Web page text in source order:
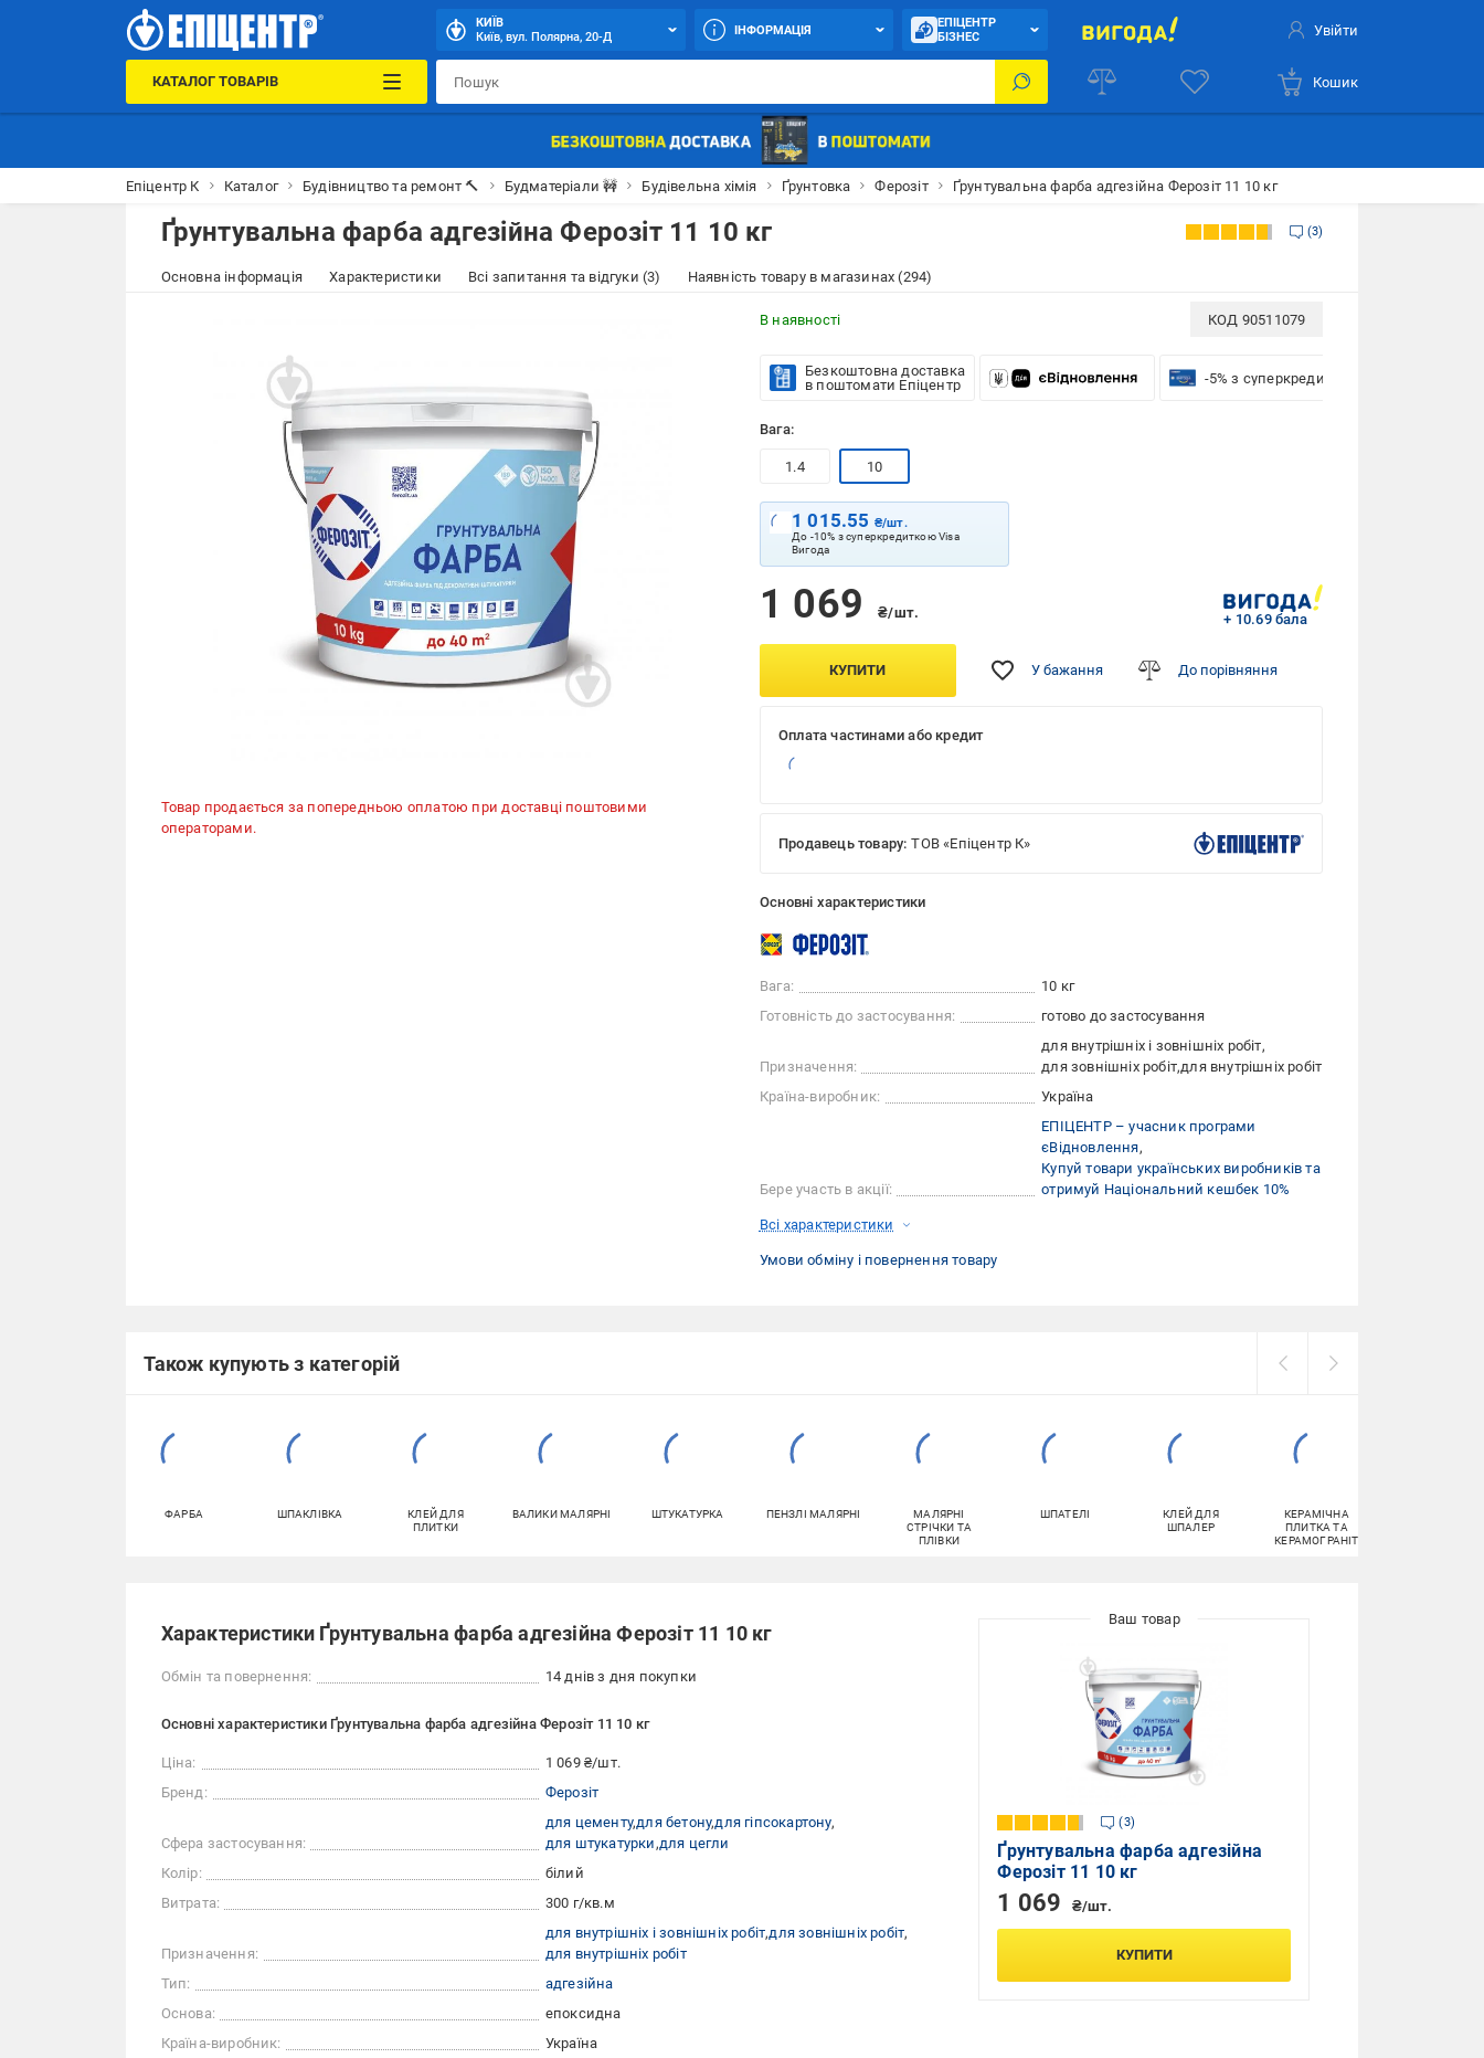
КИЇВ
Київ, вул. Полярна, 20-Д
ІНФОРМАЦІЯ
ЕПІЦЕНТР
БІЗНЕС
Увійти
КАТАЛОГ ТОВАРІВ Кошик
Епіцентр К Каталог Будівництво та ремонт 🔨 Будматеріали 🚧 Будівельна хімія Ґрунтовка Ферозіт Ґрунтувальна фарба адгезійна Ферозіт 11 10 кг
Ґрунтувальна фарба адгезійна Ферозіт 11 10 кг 3
Основна інформація Характеристики Всі запитання та відгуки (3) Наявність товару в магазинах (294)
Товар продається за попередньою оплатою при доставці поштовими
операторами.
В наявності КОД 90511079
Безкоштовна доставка
в поштомати Епіцентр
-5% з суперкредиткою VISA Вигода
Вага:
1.4 10
1 015.55 ₴/шт.
До -10% з суперкредиткою Visa
Вигода
1 069 ₴/шт. + 10.69 бала
КУПИТИ У бажання До порівняння
Оплата частинами або кредит
Продавець товару: ТОВ «Епіцентр К»
Основні характеристики
Вага:
10 кг
Готовність до застосування:
готово до застосування
Призначення:
для внутрішніх і зовнішніх робіт
для зовнішніх робіт для внутрішніх робіт
Країна-виробник:
Україна
Бере участь в акції:
ЕПІЦЕНТР – учасник програми
єВідновлення
Купуй товари українських виробників та
отримуй Національний кешбек 10%
Всі характеристики
Умови обміну і повернення товару
Також купують з категорій
ФАРБА ШПАКЛІВКА
КЛЕЙ ДЛЯ
ПЛИТКИ
ВАЛИКИ МАЛЯРНІ ШТУКАТУРКА ПЕНЗЛІ МАЛЯРНІ
МАЛЯРНІ
СТРІЧКИ ТА
ПЛІВКИ
ШПАТЕЛІ
КЛЕЙ ДЛЯ
ШПАЛЕР
КЕРАМІЧНА
ПЛИТКА ТА
КЕРАМОГРАНІТ
Характеристики Ґрунтувальна фарба адгезійна Ферозіт 11 10 кг
Обмін та повернення: 14 днів з дня покупки
Основні характеристики Ґрунтувальна фарба адгезійна Ферозіт 11 10 кг
Ціна:
1 069 ₴/шт.
Бренд:
Ферозіт
Сфера застосування:
для цементу для бетону для гіпсокартону
для штукатурки для цегли
Колір:
білий
Витрата:
300 г/кв.м
Призначення:
для внутрішніх і зовнішніх робіт для зовнішніх робіт
для внутрішніх робіт
Тип:
адгезійна
Основа:
епоксидна
Країна-виробник:
Україна
3
Ґрунтувальна фарба адгезійна
Ферозіт 11 10 кг
1 069 ₴/шт.
КУПИТИ